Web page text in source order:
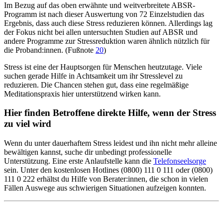
Im Bezug auf das oben erwähnte und weitverbreitete ABSR-
Programm ist nach dieser Auswertung von 72 Einzelstudien das
Ergebnis, dass auch diese Stress reduzieren können. Allerdings lag
der Fokus nicht bei allen untersuchten Studien auf ABSR und
andere Programme zur Stressreduktion waren ähnlich nützlich für
die Proband:innen. (Fußnote 20)
Stress ist eine der Hauptsorgen für Menschen heutzutage. Viele
suchen gerade Hilfe in Achtsamkeit um ihr Stresslevel zu
reduzieren. Die Chancen stehen gut, dass eine regelmäßige
Meditationspraxis hier unterstützend wirken kann.
Hier finden Betroffene direkte Hilfe, wenn der Stress
zu viel wird
Wenn du unter dauerhaftem Stress leidest und ihn nicht mehr alleine
bewältigen kannst, suche dir unbedingt professionelle
Unterstützung. Eine erste Anlaufstelle kann die Telefonseelsorge
sein. Unter den kostenlosen Hotlines (0800) 111 0 111 oder (0800)
111 0 222 erhältst du Hilfe von Berater:innen, die schon in vielen
Fällen Auswege aus schwierigen Situationen aufzeigen konnten.